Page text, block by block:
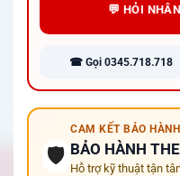
💬 HỎI
☎ Gọi 0345.718.718
🛡️
CAM KẾT BẢO
BẢO HÀNH
Hỗ trợ kỹ thuật tận